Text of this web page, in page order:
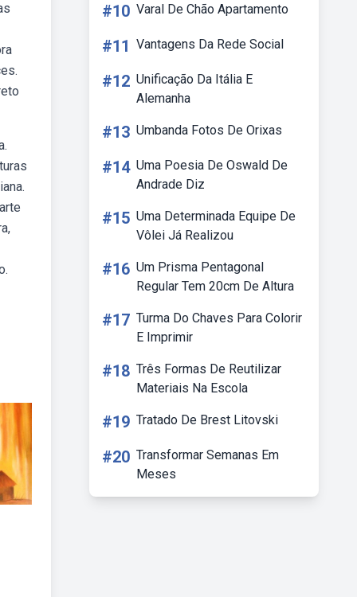
#10 Varal De Chão Apartamento
#11 Vantagens Da Rede Social
#12 Unificação Da Itália E
Alemanha
#13 Umbanda Fotos De Orixas
#14 Uma Poesia De Oswald De
Andrade Diz
#15 Uma Determinada Equipe De
Vôlei Já Realizou
#16 Um Prisma Pentagonal
Regular Tem 20cm De Altura
#17 Turma Do Chaves Para Colorir
E Imprimir
#18 Três Formas De Reutilizar
Materiais Na Escola
#19 Tratado De Brest Litovski
#20 Transformar Semanas Em
Meses